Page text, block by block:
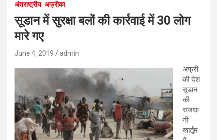
अंतराष्ट्रीय अफ्रीका
सूडान में सुरक्षा बलों की कार्रवाई में 30 लोग
मारे गए
June 4, 2019 admin
अफ्री
की देश
सूडान
की
राजधा
नी
खार्तूम